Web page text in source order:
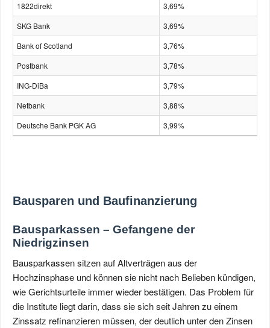
1822direkt
3,69%
SKG Bank
3,69%
Bank of Scotland
3,76%
Postbank
3,78%
ING-DiBa
3,79%
Netbank
3,88%
Deutsche Bank PGK AG
3,99%
Bausparen und Baufinanzierung
Bausparkassen – Gefangene der
Niedrigzinsen
Bausparkassen sitzen auf Altverträgen aus der
Hochzinsphase und können sie nicht nach Belieben kündigen,
wie Gerichtsurteile immer wieder bestätigen. Das Problem für
die Institute liegt darin, dass sie sich seit Jahren zu einem
Zinssatz refinanzieren müssen, der deutlich unter den Zinsen